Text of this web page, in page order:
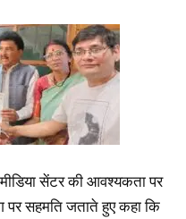
सेंटर की आवश्यकता पर
पर सहमति जताते हुए कहा कि